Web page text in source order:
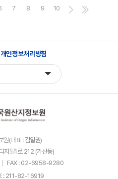
7 8 9 10
개인정보처리방침
원(대표 : 김일권)
지털1로 212 (가산동)
FAX : 02-6958-9280
: 211-82-16919